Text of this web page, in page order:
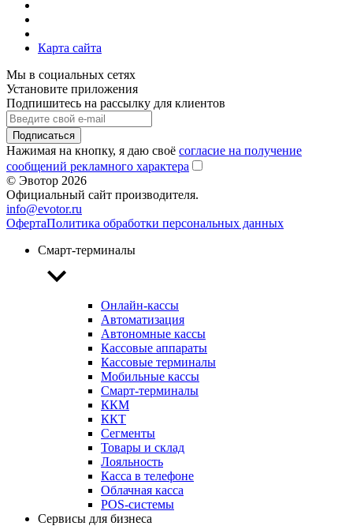
Карта сайта
Мы в социальных сетях
Установите приложения
Подпишитесь на рассылку для клиентов
Подписаться
Нажимая на кнопку, я даю своё согласие на получение
сообщений рекламного характера
© Эвотор 2026
Официальный сайт производителя.
info@evotor.ru
ОфертаПолитика обработки персональных данных
Смарт-терминалы
Онлайн-кассы
Автоматизация
Автономные кассы
Кассовые аппараты
Кассовые терминалы
Мобильные кассы
Смарт-терминалы
ККМ
ККТ
Сегменты
Товары и склад
Лояльность
Касса в телефоне
Облачная касса
POS-системы
Сервисы для бизнеса